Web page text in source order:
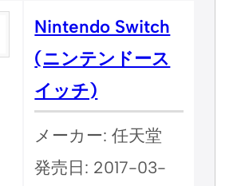
Nintendo Switch
(ニンテンドース
イッチ)
メーカー: 任天堂
発売日: 2017-03-